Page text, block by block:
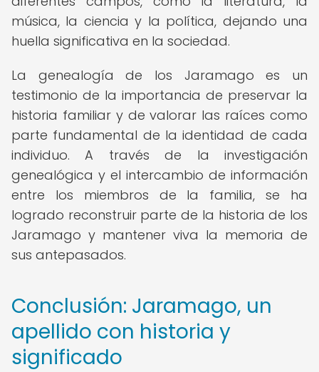
música, la ciencia y la política, dejando una
huella significativa en la sociedad.
La genealogía de los Jaramago es un
testimonio de la importancia de preservar la
historia familiar y de valorar las raíces como
parte fundamental de la identidad de cada
individuo. A través de la investigación
genealógica y el intercambio de información
entre los miembros de la familia, se ha
logrado reconstruir parte de la historia de los
Jaramago y mantener viva la memoria de
sus antepasados.
Conclusión: Jaramago, un
apellido con historia y
significado